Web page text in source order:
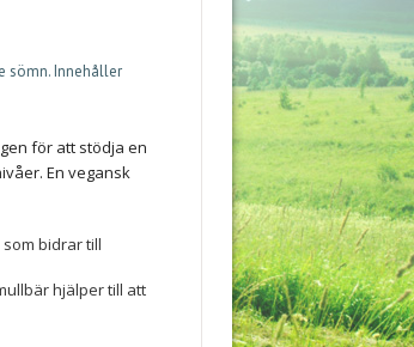
sömn. Innehåller
för att stödja en
En vegansk
bidrar till
hjälper till att